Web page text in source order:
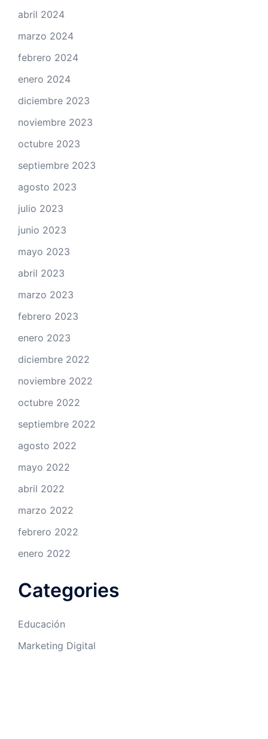
abril 2024
marzo 2024
febrero 2024
enero 2024
diciembre 2023
noviembre 2023
octubre 2023
septiembre 2023
agosto 2023
julio 2023
junio 2023
mayo 2023
abril 2023
marzo 2023
febrero 2023
enero 2023
diciembre 2022
noviembre 2022
octubre 2022
septiembre 2022
agosto 2022
mayo 2022
abril 2022
marzo 2022
febrero 2022
enero 2022
Categories
Educación
Marketing Digital